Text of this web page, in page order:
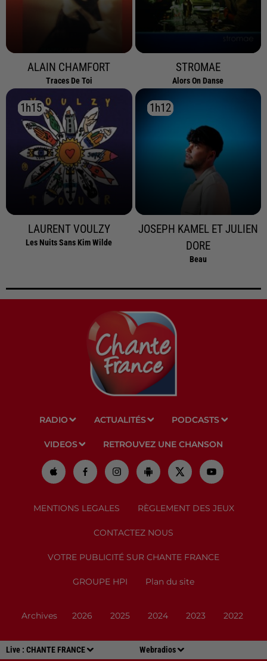
Live : CHANTE FRANCE Webradios
ALAIN CHAMFORT
Traces De Toi
STROMAE
Alors On Danse
1h15
1h15
LAURENT VOULZY
Les Nuits Sans Kim Wilde
1h12
1h12
JOSEPH KAMEL ET JULIEN
DORE
Beau
RADIO ACTUALITÉS PODCASTS
VIDEOS RETROUVEZ UNE CHANSON
MENTIONS LEGALES RÈGLEMENT DES JEUX
CONTACTEZ NOUS
VOTRE PUBLICITÉ SUR CHANTE FRANCE
GROUPE HPI Plan du site
Archives 2026 2025 2024 2023 2022